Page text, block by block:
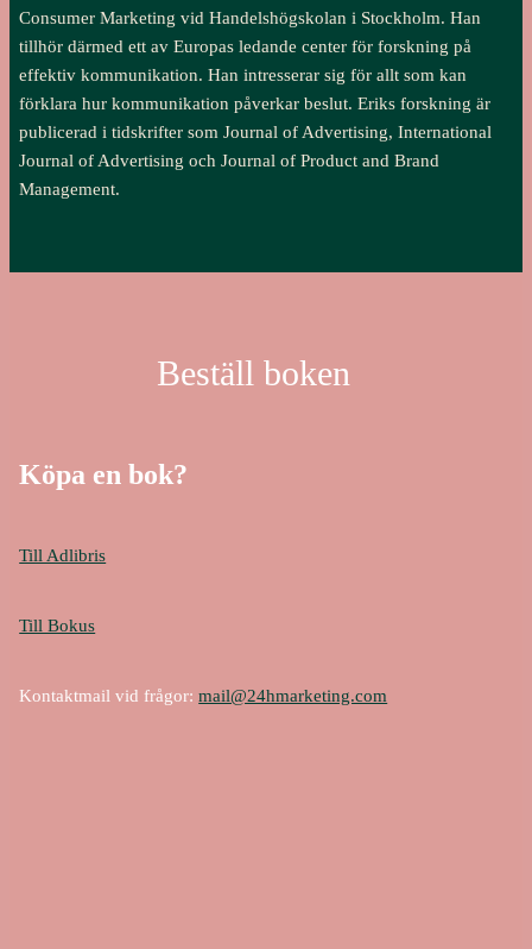
Consumer Marketing vid Handelshögskolan i Stockholm. Han
tillhör därmed ett av Europas ledande center för forskning på
effektiv kommunikation. Han intresserar sig för allt som kan
förklara hur kommunikation påverkar beslut. Eriks forskning är
publicerad i tidskrifter som Journal of Advertising, International
Journal of Advertising och Journal of Product and Brand
Management.
Beställ boken
Köpa en bok?
Till Adlibris
Till Bokus
Kontaktmail vid frågor:mail@24hmarketing.com